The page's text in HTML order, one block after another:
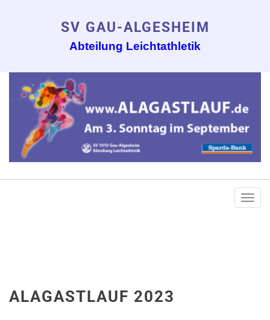
SV GAU-ALGESHEIM
Abteilung Leichtathletik
ALAGASTLAUF 2023